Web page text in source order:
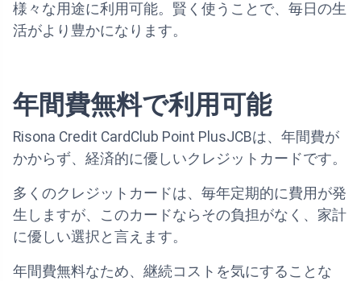
様々な用途に利用可能。賢く使うことで、毎日の生
活がより豊かになります。
年間費無料で利用可能
Risona Credit CardClub Point PlusJCBは、年間費が
かからず、経済的に優しいクレジットカードです。
多くのクレジットカードは、毎年定期的に費用が発
生しますが、このカードならその負担がなく、家計
に優しい選択と言えます。
年間費無料なため、継続コストを気にすることな